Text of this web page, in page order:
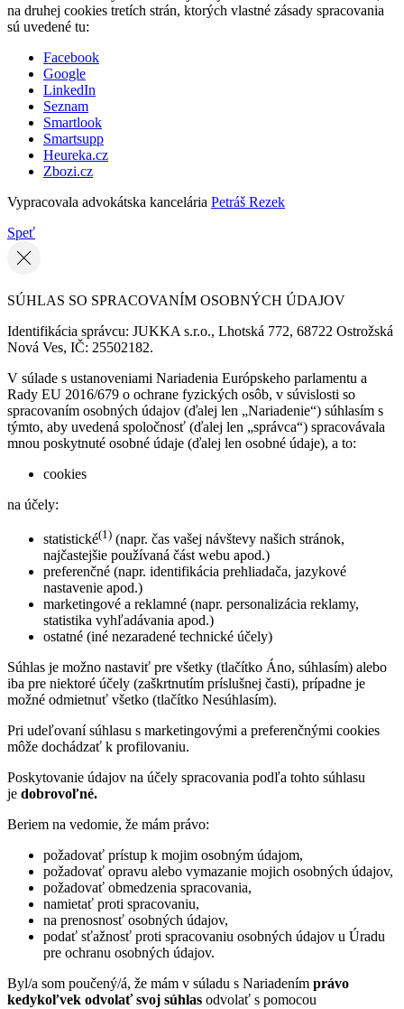
na druhej cookies tretích strán, ktorých vlastné zásady spracovania
sú uvedené tu:
Facebook
Google
LinkedIn
Seznam
Smartlook
Smartsupp
Heureka.cz
Zbozi.cz
Vypracovala advokátska kancelária Petráš Rezek
Speť
SÚHLAS SO SPRACOVANÍM OSOBNÝCH ÚDAJOV
Identifikácia správcu: JUKKA s.r.o., Lhotská 772, 68722 Ostrožská
Nová Ves, IČ: 25502182.
V súlade s ustanoveniami Nariadenia Európskeho parlamentu a
Rady EU 2016/679 o ochrane fyzických osôb, v súvislosti so
spracovaním osobných údajov (ďalej len „Nariadenie“) súhlasím s
týmto, aby uvedená spoločnosť (ďalej len „správca“) spracovávala
mnou poskytnuté osobné údaje (ďalej len osobné údaje), a to:
cookies
na účely:
statistické(1) (napr. čas vašej návštevy našich stránok,
najčastejšie používaná část webu apod.)
preferenčné (napr. identifikácia prehliadača, jazykové
nastavenie apod.)
marketingové a reklamné (napr. personalizácia reklamy,
statistika vyhľadávania apod.)
ostatné (iné nezaradené technické účely)
Súhlas je možno nastaviť pre všetky (tlačítko Áno, súhlasím) alebo
iba pre niektoré účely (zaškrtnutím príslušnej časti), prípadne je
možné odmietnuť všetko (tlačítko Nesúhlasím).
Pri udeľovaní súhlasu s marketingovými a preferenčnými cookies
môže dochádzať k profilovaniu.
Poskytovanie údajov na účely spracovania podľa tohto súhlasu
je dobrovoľné.
Beriem na vedomie, že mám právo:
požadovať prístup k mojim osobným údajom,
požadovať opravu alebo vymazanie mojich osobných údajov,
požadovať obmedzenia spracovania,
namietať proti spracovaniu,
na prenosnosť osobných údajov,
podať sťažnosť proti spracovaniu osobných údajov u Úradu
pre ochranu osobných údajov.
Byl/a som poučený/á, že mám v súladu s Nariadením právo
kedykoľvek odvolať svoj súhlas odvolať s pomocou